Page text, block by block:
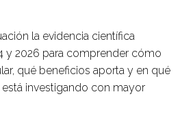
la evidencia científica
y 2026 para comprender cómo
qué beneficios aporta y en qué
investigando con mayor